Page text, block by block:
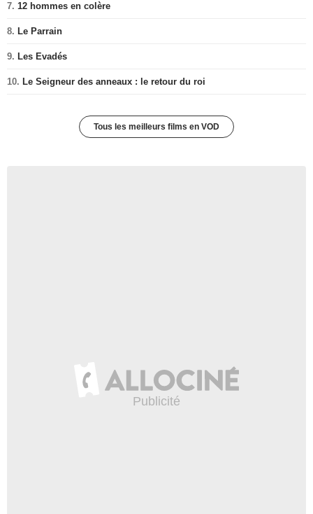
7. 12 hommes en colère
8. Le Parrain
9. Les Evadés
10. Le Seigneur des anneaux : le retour du roi
Tous les meilleurs films en VOD